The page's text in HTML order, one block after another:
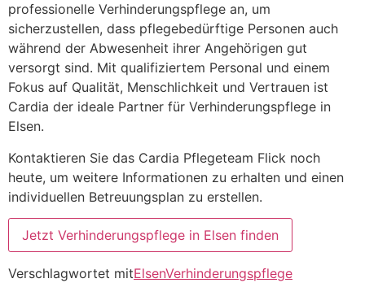
professionelle Verhinderungspflege an, um
sicherzustellen, dass pflegebedürftige Personen auch
während der Abwesenheit ihrer Angehörigen gut
versorgt sind. Mit qualifiziertem Personal und einem
Fokus auf Qualität, Menschlichkeit und Vertrauen ist
Cardia der ideale Partner für Verhinderungspflege in
Elsen.
Kontaktieren Sie das Cardia Pflegeteam Flick noch
heute, um weitere Informationen zu erhalten und einen
individuellen Betreuungsplan zu erstellen.
Jetzt Verhinderungspflege in Elsen finden
Verschlagwortet mitElsenVerhinderungspflege